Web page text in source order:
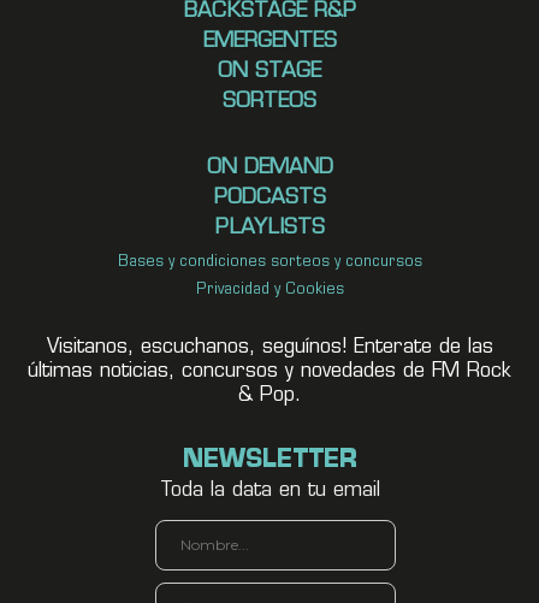
BACKSTAGE R&P
EMERGENTES
ON STAGE
SORTEOS
ON DEMAND
PODCASTS
PLAYLISTS
Bases y condiciones sorteos y concursos
Privacidad y Cookies
Visitanos, escuchanos, seguínos! Enterate de las
últimas noticias, concursos y novedades de FM Rock
& Pop.
NEWSLETTER
Toda la data en tu email